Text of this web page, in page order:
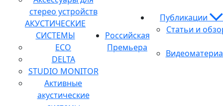
стерео устройств
АКУСТИЧЕСКИЕ
СИСТЕМЫ
ECO
DELTA
STUDIO MONITOR
Активные
акустические
Российская
Премьера
Публикации
Статьи и